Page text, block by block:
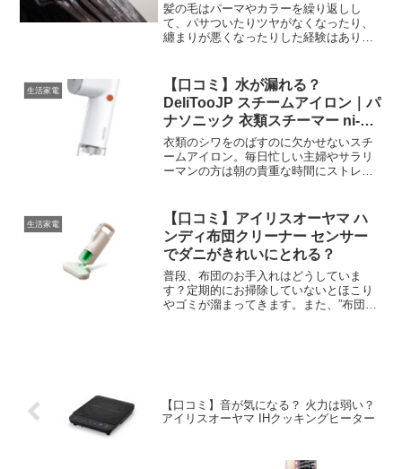
髪の毛はパーマやカラーを繰り返しし
て、パサついたりツヤがなくなったり、
纏まりが悪くなったりした経験はありま
きています。そんな髪の毛の悩みを自宅
でケア出来るアイテム”YA...
生活家電
【口コミ】水が漏れる？
DeliTooJP スチームアイロン｜パ
ナソニック 衣類スチーマー ni-
cfs770と比較
衣類のシワをのばすのに欠かせないスチ
ームアイロン。毎日忙しい主婦やサラリ
ーマンの方は朝の貴重な時間にストレス
Amazonで安価で販売されている
DeliTooJPというメー...
生活家電
【口コミ】アイリスオーヤマ ハ
ンディ布団クリーナー センサー
でダニがきれいにとれる？
普段、布団のお手入れはどうしていま
す？定期的にお掃除していないとほこり
やゴミが溜まってきます。また、”布団に
【口コミ】音が気になる？ 火力は弱い？
アイリスオーヤマ IHクッキングヒーター